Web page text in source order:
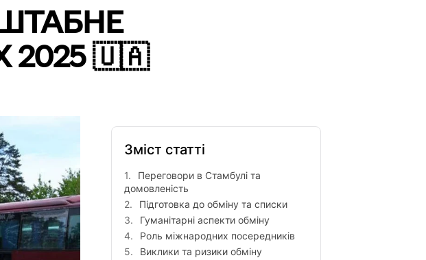
2025 🇺🇦
Зміст статті
Переговори в Стамбулі та
домовленість
Підготовка до обміну та списки
Гуманітарні аспекти обміну
Роль міжнародних посередників
Виклики та ризики обміну